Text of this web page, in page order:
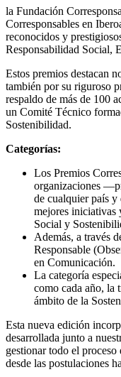
la Fundación
Corresponsables en
reconocidos y
Responsabilidad Social,
Estos premios destacan
también por su riguroso
respaldo de más de 100
un Comité Técnico
Sostenibilidad.
Categorías:
Los Premios
organizaciones
de cualquier país y
mejores iniciativas
Social y
Además, a través
Responsable
en Comunicación.
La categoría
como cada año, la
ámbito de la
Esta nueva edición
desarrollada junto a
gestionar todo el
desde las postulaciones